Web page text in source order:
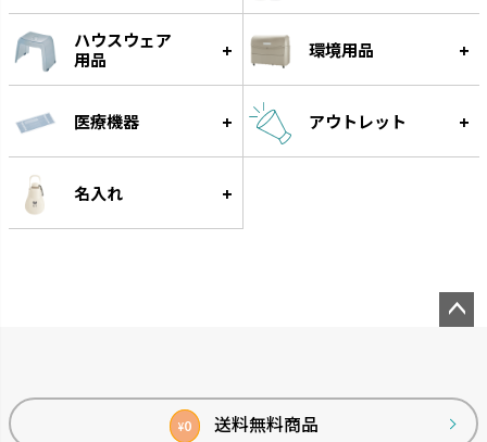
スラック ジョーロ
大容量なのにスリムなじょうろ
です。
グレース
細く優しい水が根元に注げます。
ハウスウェア
用品
環境用品
医療機器 アウトレット
名入れ
¥0 送料無料商品
ップ
へ